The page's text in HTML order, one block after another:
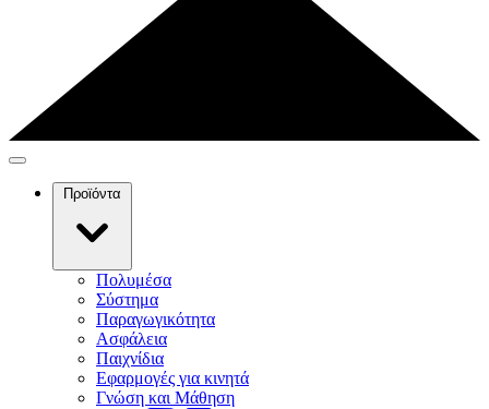
Προϊόντα
Πολυμέσα
Σύστημα
Παραγωγικότητα
Ασφάλεια
Παιχνίδια
Εφαρμογές για κινητά
Γνώση και Μάθηση